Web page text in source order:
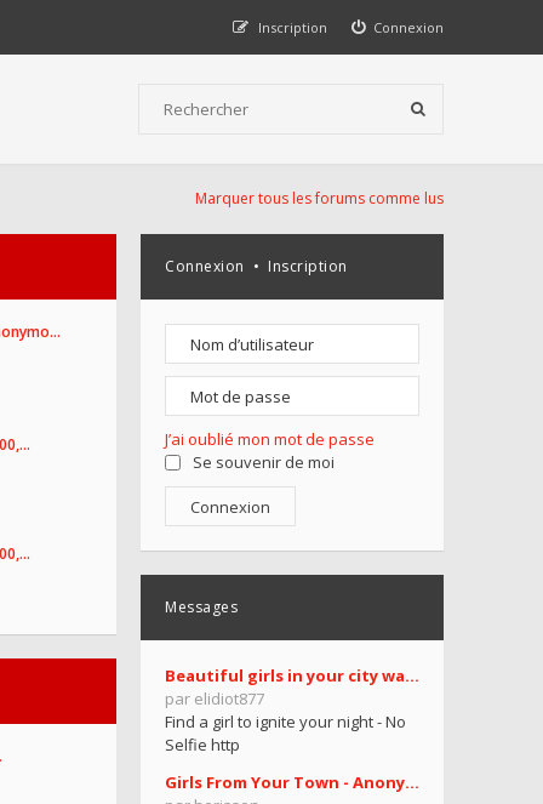
Connexion
Inscription
Marquer tous les forums comme lus
Connexion • Inscription
J’ai oublié mon mot de passe
Se souvenir de moi
Messages
Beautiful girls in your city want you
par elidiot877
Find a girl to ignite your night - No
Selfie http
Girls From Your Town - Anonymous Casual Dating - N